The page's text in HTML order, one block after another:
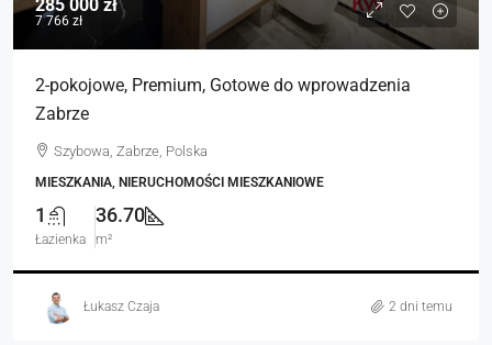
285 000 zł
7 766 zł
2-pokojowe, Premium, Gotowe do wprowadzenia
Zabrze
Szybowa, Zabrze, Polska
MIESZKANIA, NIERUCHOMOŚCI MIESZKANIOWE
1
Łazienka
36.70
m²
Łukasz Czaja 2 dni temu